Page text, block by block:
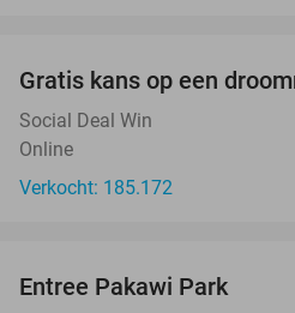
Gratis kans op een
Social Deal Win
Online
Verkocht: 185.172
Entree Pakawi Park